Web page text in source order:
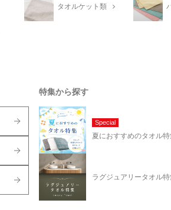
タオルケット類
特集から探す
Special
夏におすすめのタオル
ラグジュアリータオル